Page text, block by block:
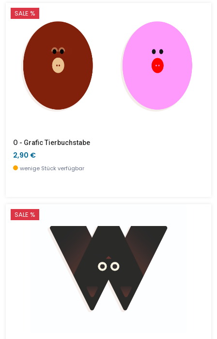
SALE %
O - Grafic Tierbuchstabe
2,90 €
wenige Stück verfügbar
SALE %